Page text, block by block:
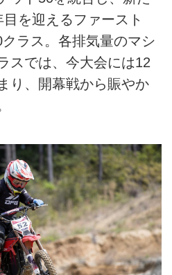
を迎えるファースト
ラス。各排気量のマシ
スでは、今大会には12
り、開幕戦から賑やか